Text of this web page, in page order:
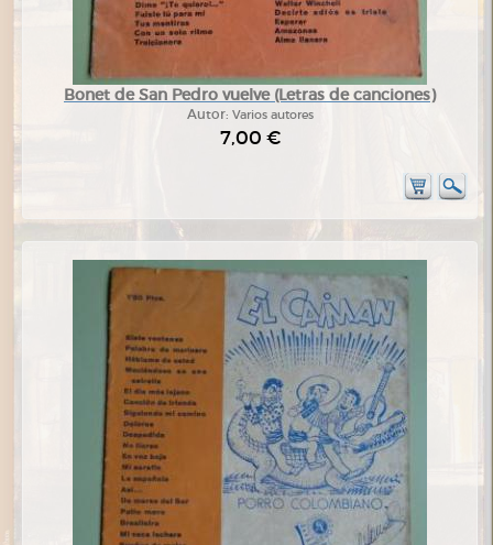
Bonet de San Pedro vuelve (Letras de canciones)
Autor: Varios autores
7,00 €